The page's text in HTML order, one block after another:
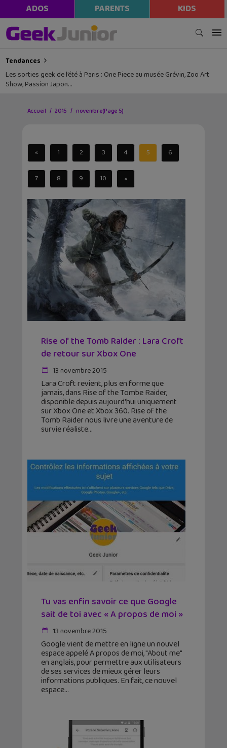
ADOS PARENTS KIDS
Tendances
Les sorties geek de l’été à Paris : One Piece au musée Grévin, Zoo Art
Show, Passion Japon…
Accueil 2015 novembre(Page 5)
« 1 2 3 4 5 6
7 8 9 10 »
Rise of the Tomb Raider : Lara Croft
de retour sur Xbox One
13 novembre 2015
Lara Croft revient, plus en forme que
jamais, dans Rise of the Tombe Raider,
disponible depuis aujourd'hui uniquement
sur Xbox One et Xbox 360. Rise of the
Tomb Raider nous livre une aventure de
survie réaliste
Tu vas enfin savoir ce que Google
sait de toi avec « A propos de moi »
13 novembre 2015
Google vient de mettre en ligne un nouvel
espace appelé A propos de moi, "About me"
en anglais, pour permettre aux utilisateurs
de ses services de mieux gérer leurs
informations publiques. En fait, ce nouvel
espace